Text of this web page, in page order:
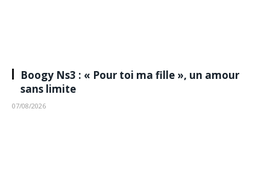
Boogy Ns3 : « Pour toi ma fille », un amour
sans limite
07/08/2026